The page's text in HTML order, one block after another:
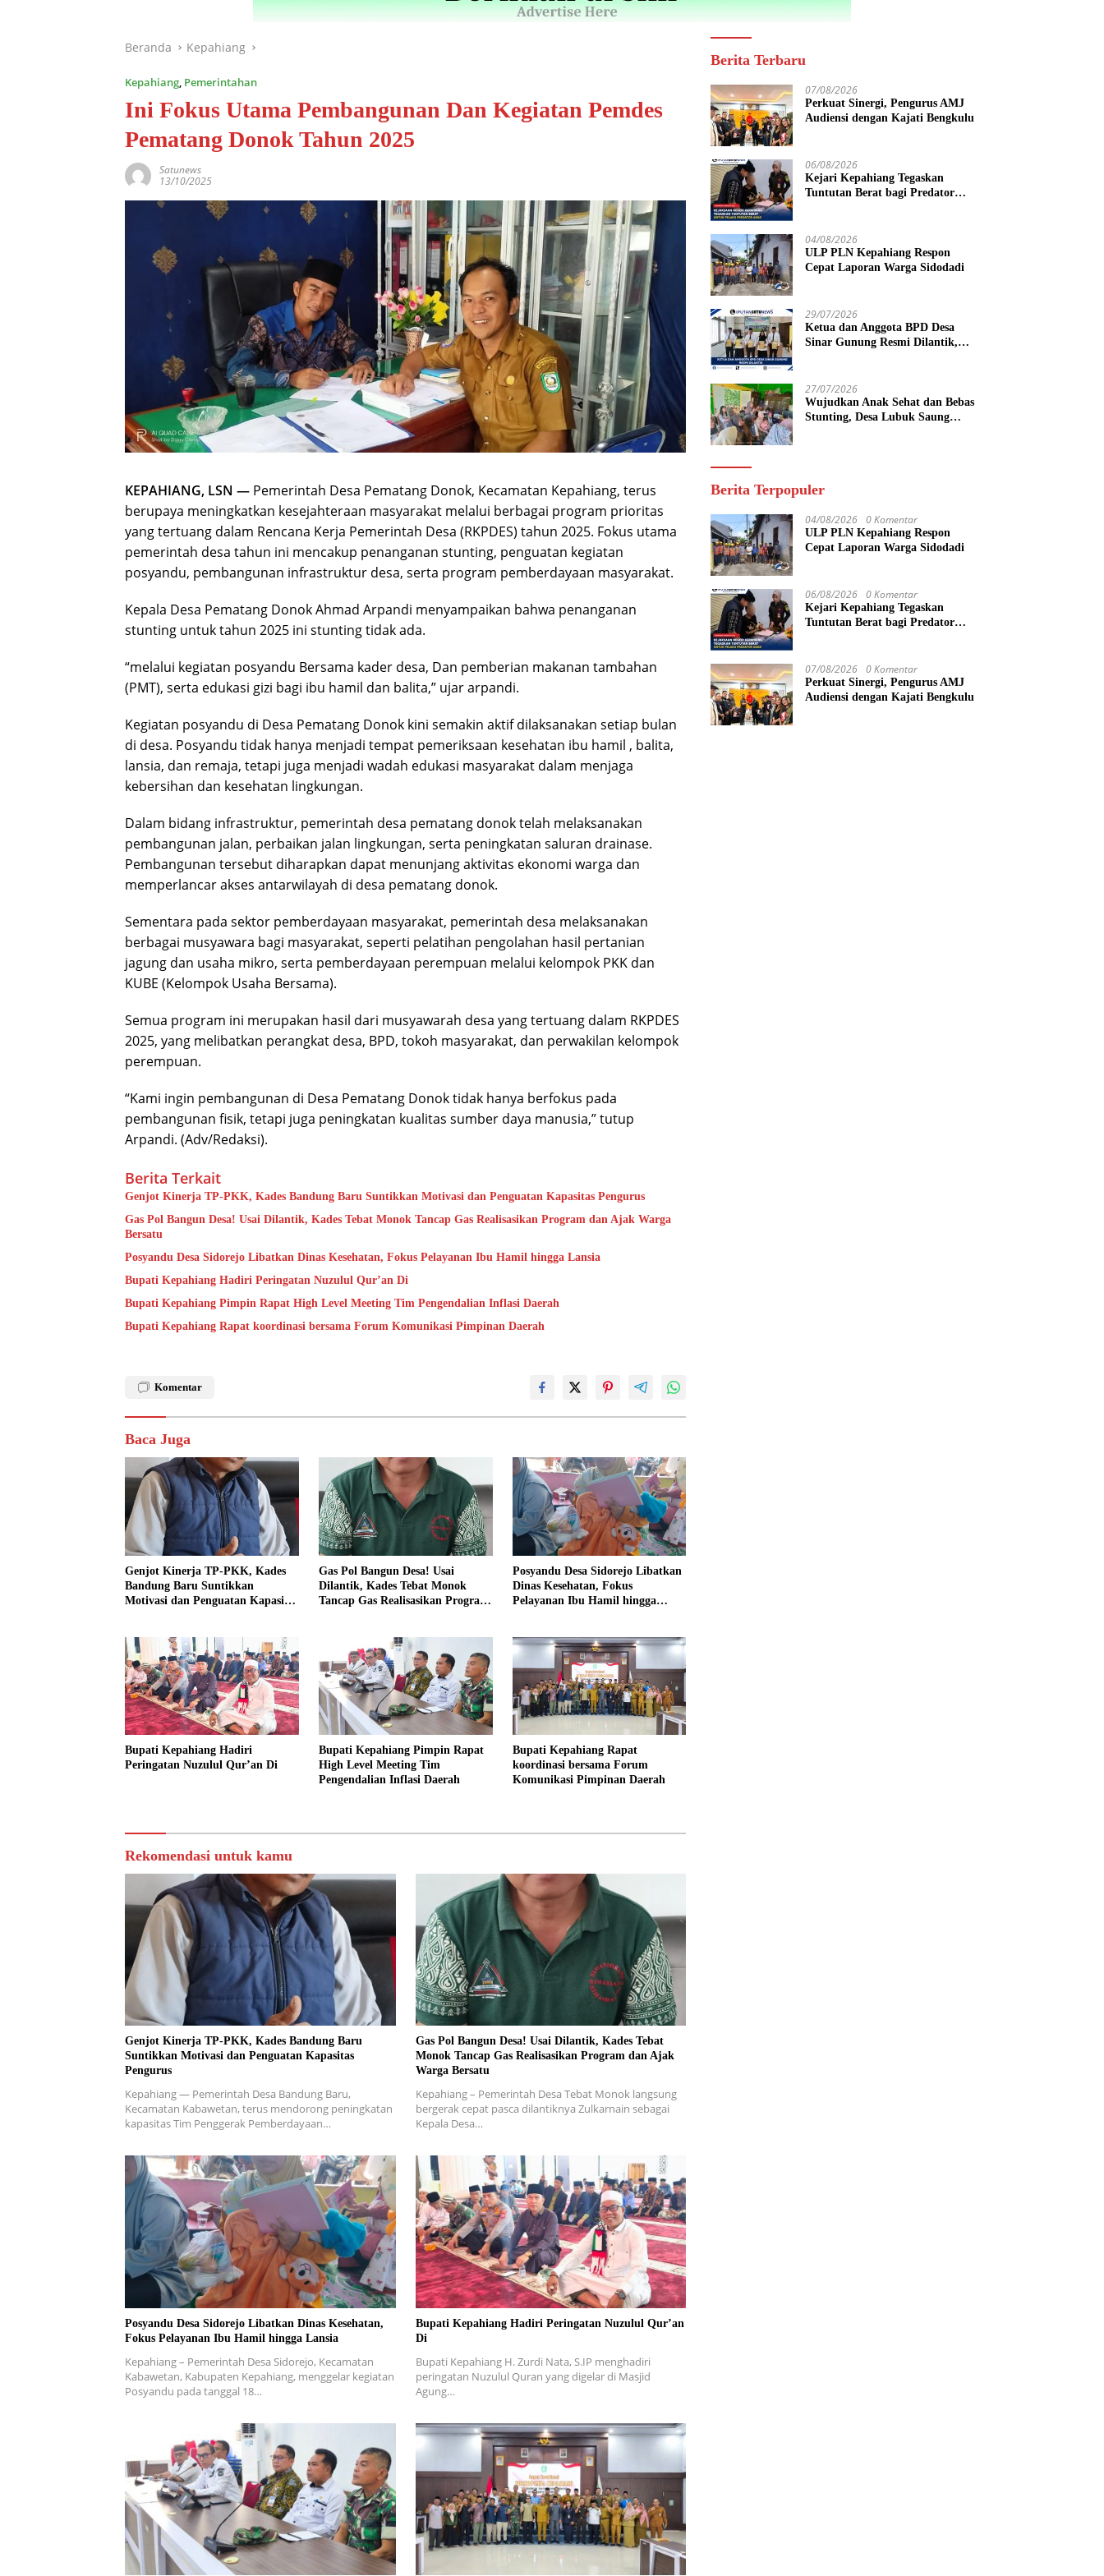
Beranda Kepahiang
Kepahiang, Pemerintahan
Ini Fokus Utama Pembangunan Dan Kegiatan Pemdes
Pematang Donok Tahun 2025
Satunews
13/10/2025
KEPAHIANG, LSN — Pemerintah Desa Pematang Donok, Kecamatan Kepahiang, terus
berupaya meningkatkan kesejahteraan masyarakat melalui berbagai program prioritas
yang tertuang dalam Rencana Kerja Pemerintah Desa (RKPDES) tahun 2025. Fokus utama
pemerintah desa tahun ini mencakup penanganan stunting, penguatan kegiatan
posyandu, pembangunan infrastruktur desa, serta program pemberdayaan masyarakat.
Kepala Desa Pematang Donok Ahmad Arpandi menyampaikan bahwa penanganan
stunting untuk tahun 2025 ini stunting tidak ada.
“melalui kegiatan posyandu Bersama kader desa, Dan pemberian makanan tambahan
(PMT), serta edukasi gizi bagi ibu hamil dan balita,” ujar arpandi.
Kegiatan posyandu di Desa Pematang Donok kini semakin aktif dilaksanakan setiap bulan
di desa. Posyandu tidak hanya menjadi tempat pemeriksaan kesehatan ibu hamil , balita,
lansia, dan remaja, tetapi juga menjadi wadah edukasi masyarakat dalam menjaga
kebersihan dan kesehatan lingkungan.
Dalam bidang infrastruktur, pemerintah desa pematang donok telah melaksanakan
pembangunan jalan, perbaikan jalan lingkungan, serta peningkatan saluran drainase.
Pembangunan tersebut diharapkan dapat menunjang aktivitas ekonomi warga dan
memperlancar akses antarwilayah di desa pematang donok.
Sementara pada sektor pemberdayaan masyarakat, pemerintah desa melaksanakan
berbagai musyawara bagi masyarakat, seperti pelatihan pengolahan hasil pertanian
jagung dan usaha mikro, serta pemberdayaan perempuan melalui kelompok PKK dan
KUBE (Kelompok Usaha Bersama).
Semua program ini merupakan hasil dari musyawarah desa yang tertuang dalam RKPDES
2025, yang melibatkan perangkat desa, BPD, tokoh masyarakat, dan perwakilan kelompok
perempuan.
“Kami ingin pembangunan di Desa Pematang Donok tidak hanya berfokus pada
pembangunan fisik, tetapi juga peningkatan kualitas sumber daya manusia,” tutup
Arpandi. (Adv/Redaksi).
Berita Terkait
Genjot Kinerja TP-PKK, Kades Bandung Baru Suntikkan Motivasi dan Penguatan Kapasitas Pengurus
Gas Pol Bangun Desa! Usai Dilantik, Kades Tebat Monok Tancap Gas Realisasikan Program dan Ajak Warga
Bersatu
Posyandu Desa Sidorejo Libatkan Dinas Kesehatan, Fokus Pelayanan Ibu Hamil hingga Lansia
Bupati Kepahiang Hadiri Peringatan Nuzulul Qur’an Di
Bupati Kepahiang Pimpin Rapat High Level Meeting Tim Pengendalian Inflasi Daerah
Bupati Kepahiang Rapat koordinasi bersama Forum Komunikasi Pimpinan Daerah
Komentar
Baca Juga
Genjot Kinerja TP-PKK, Kades
Bandung Baru Suntikkan
Motivasi dan Penguatan Kapasitas
Gas Pol Bangun Desa! Usai
Dilantik, Kades Tebat Monok
Tancap Gas Realisasikan Program
Posyandu Desa Sidorejo Libatkan
Dinas Kesehatan, Fokus
Pelayanan Ibu Hamil hingga
Bupati Kepahiang Hadiri
Peringatan Nuzulul Qur’an Di
Bupati Kepahiang Pimpin Rapat
High Level Meeting Tim
Pengendalian Inflasi Daerah
Bupati Kepahiang Rapat
koordinasi bersama Forum
Komunikasi Pimpinan Daerah
Rekomendasi untuk kamu
Genjot Kinerja TP-PKK, Kades Bandung Baru
Suntikkan Motivasi dan Penguatan Kapasitas
Pengurus
Kepahiang — Pemerintah Desa Bandung Baru,
Kecamatan Kabawetan, terus mendorong peningkatan
kapasitas Tim Penggerak Pemberdayaan…
Gas Pol Bangun Desa! Usai Dilantik, Kades Tebat
Monok Tancap Gas Realisasikan Program dan Ajak
Warga Bersatu
Kepahiang – Pemerintah Desa Tebat Monok langsung
bergerak cepat pasca dilantiknya Zulkarnain sebagai
Kepala Desa…
Posyandu Desa Sidorejo Libatkan Dinas Kesehatan,
Fokus Pelayanan Ibu Hamil hingga Lansia
Kepahiang – Pemerintah Desa Sidorejo, Kecamatan
Kabawetan, Kabupaten Kepahiang, menggelar kegiatan
Posyandu pada tanggal 18…
Bupati Kepahiang Hadiri Peringatan Nuzulul Qur’an
Di
Bupati Kepahiang H. Zurdi Nata, S.IP menghadiri
peringatan Nuzulul Quran yang digelar di Masjid
Agung…
Berita Terbaru
07/08/2026
Perkuat Sinergi, Pengurus AMJ
Audiensi dengan Kajati Bengkulu
06/08/2026
Kejari Kepahiang Tegaskan
Tuntutan Berat bagi Predator
Vonis Hakim 18 Tahun Penjara
04/08/2026
ULP PLN Kepahiang Respon
Cepat Laporan Warga Sidodadi
29/07/2026
Ketua dan Anggota BPD Desa
Sinar Gunung Resmi Dilantik,
27/07/2026
Wujudkan Anak Sehat dan Bebas
Stunting, Desa Lubuk Saung
Berita Terpopuler
04/08/2026 0 Komentar
ULP PLN Kepahiang Respon
Cepat Laporan Warga Sidodadi
06/08/2026 0 Komentar
Kejari Kepahiang Tegaskan
Tuntutan Berat bagi Predator
Vonis Hakim 18 Tahun Penjara
07/08/2026 0 Komentar
Perkuat Sinergi, Pengurus AMJ
Audiensi dengan Kajati Bengkulu